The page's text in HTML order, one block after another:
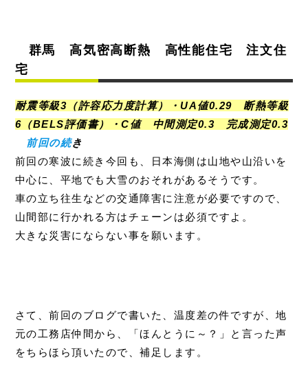
群馬 高気密高断熱 高性能住宅 注文住
宅
耐震等級3（許容応力度計算）・UA値0.29 断熱等級
6（BELS評価書）
・C値 中間測定0.3 完成測定0.3
前回の続き
前回の寒波に続き今回も、日本海側は山地や山沿いを
中心に、平地でも大雪のおそれがあるそうです。
車の立ち往生などの交通障害に注意が必要ですので、
山間部に行かれる方はチェーンは必須ですよ。
大きな災害にならない事を願います。
さて、前回のブログで書いた、温度差の件ですが、地
元の工務店仲間から、「ほんとうに～？」と言った声
をちらほら頂いたので、補足します。